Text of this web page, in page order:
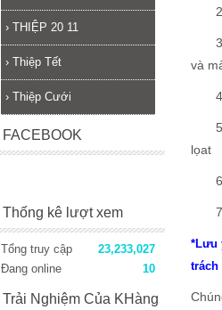
2/.
3/.
và
4/.
5/.
lọat
6/.
7/.
*Lưu
trách
› THIỆP 20 11
› Thiệp Tết
› Thiệp Cưới
FACEBOOK
Thống kê lượt xem
Tổng truy cập
23,233,027
Đang online
10
Trải Nghiệm Của KHàng